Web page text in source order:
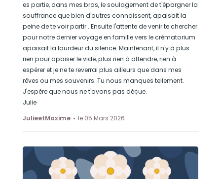
Aider à la cuisine, s'assurer que tout soit fait
dans les règles de l'art et nettoyer si quelque
chose tombait malencontreusement par terre
(oups)
es partie, dans mes bras, le soulagement de t'épargner la
souffrance que bien d'autres connaissent, apaisait la
peine de te voir partir . Ensuite l'attente de venir te chercher
pour notre dernier voyage en famille vers le crématorium
apaisait la lourdeur du silence. Maintenant, il n'y à plus
rien pour apaiser le vide, plus rien à attendre, rien à
espérer et je ne te reverrai plus ailleurs que dans mes
rêves ou mes souvenirs. Tu nous manques tellement.
J'espère que nous ne t'avons pas déçue.
Julie
JulieetMaxime
le 05 Mars 2026